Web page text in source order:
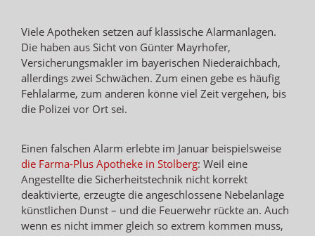
Viele Apotheken setzen auf klassische Alarmanlagen.
Die haben aus Sicht von Günter Mayrhofer,
Versicherungsmakler im bayerischen Niederaichbach,
allerdings zwei Schwächen. Zum einen gebe es häufig
Fehlalarme, zum anderen könne viel Zeit vergehen, bis
die Polizei vor Ort sei.
Einen falschen Alarm erlebte im Januar beispielsweise
die Farma-Plus Apotheke in Stolberg: Weil eine
Angestellte die Sicherheitstechnik nicht korrekt
deaktivierte, erzeugte die angeschlossene Nebelanlage
künstlichen Dunst – und die Feuerwehr rückte an. Auch
wenn es nicht immer gleich so extrem kommen muss,